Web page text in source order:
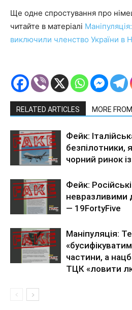
Ще одне спростування про
читайте в матеріалі
виключили членство України в
RELATED ARTICLES MORE
Фейк:
безпілотники,
чорний ринок
Фейк:
невразливими
— 19FortyFive
Маніпуляція:
частини, а
ТЦК «ловити